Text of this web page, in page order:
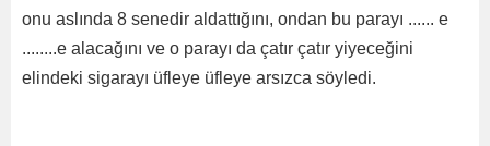
onu aslında 8 senedir aldattığını, ondan bu parayı ...... e
........e alacağını ve o parayı da çatır çatır yiyeceğini
elindeki sigarayı üfleye üfleye arsızca söyledi.